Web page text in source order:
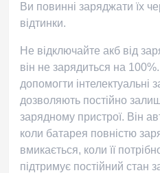
Ви повинні заряджати їх
відтинки.
Не відключайте акб від
він не зарядиться на
допомогти інтелектуальні
дозволяють постійно
зарядному пристрої. Він
коли батарея повністю
вмикається, коли її
підтримує постійний стан